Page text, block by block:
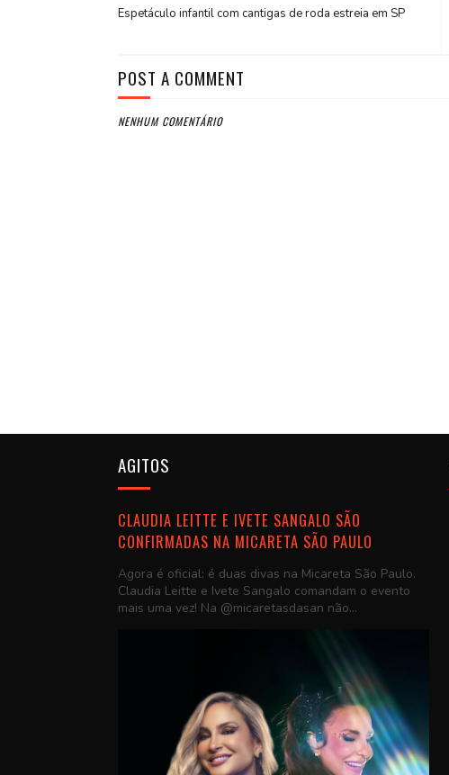
Espetáculo infantil com cantigas de roda estreia em SP
POST A COMMENT
NENHUM COMENTÁRIO
AGITOS
CLAUDIA LEITTE E IVETE SANGALO SÃO
CONFIRMADAS NA MICARETA SÃO PAULO
Agora é oficial: é duas divas na Micareta São Paulo.
Claudia Leitte e Ivete Sangalo comandam o evento
mais uma vez! Na @micaretasdasan não...